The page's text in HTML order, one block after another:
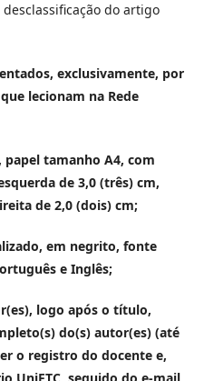
do artigo
exclusivamente, por
lecionam na Rede
tamanho A4, com
de 3,0 (três) cm,
de 2,0 (dois) cm;
em negrito, fonte
e Inglês;
logo após o título,
do(s) autor(es) (até
o registro do docente e,